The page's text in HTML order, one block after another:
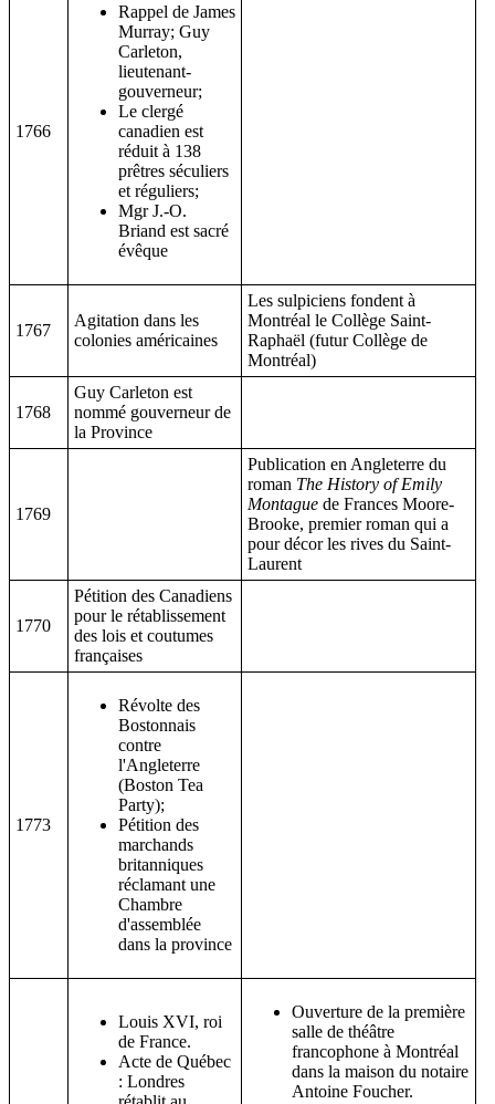
1766
Rappel de James
Murray; Guy
Carleton,
lieutenant-
gouverneur;
Le clergé
canadien est
réduit à 138
prêtres séculiers
et réguliers;
Mgr J.-O.
Briand est sacré
évêque
1767
Agitation dans les
colonies américaines
Les sulpiciens fondent à
Montréal le Collège Saint-
Raphaël (futur Collège de
Montréal)
1768
Guy Carleton est
nommé gouverneur de
la Province
1769
Publication en Angleterre du
roman The History of Emily
Montague de Frances Moore-
Brooke, premier roman qui a
pour décor les rives du Saint-
Laurent
1770
Pétition des Canadiens
pour le rétablissement
des lois et coutumes
françaises
1773
Révolte des
Bostonnais
contre
l'Angleterre
(Boston Tea
Party);
Pétition des
marchands
britanniques
réclamant une
Chambre
d'assemblée
dans la province
Louis XVI, roi
de France.
Acte de Québec
: Londres
Ouverture de la première
salle de théâtre
francophone à Montréal
dans la maison du notaire
Antoine Foucher.